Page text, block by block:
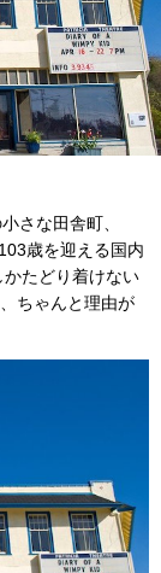
さな田舎町、
歳を迎える国内
たどり着けない
ちゃんと理由が